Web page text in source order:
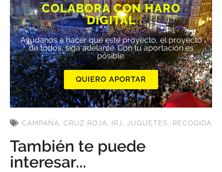
COLABORA CON HARO
DIGITAL
Ayúdanos a hacer que este proyecto, el proyecto
de todos, siga adelante. Con tu aportación es
posible.
QUIERO APORTAR
CAMPAÑA, CRUZ ROJA, IRJ, JUGUETES, RECOGIDA
También te puede
interesar...